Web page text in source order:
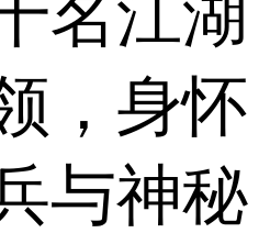
名江湖
，身怀
与神秘